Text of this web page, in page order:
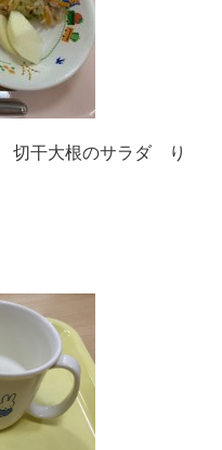
切干大根のサラダ り